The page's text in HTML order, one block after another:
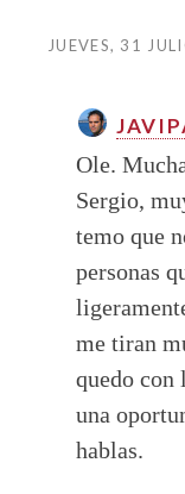
JUEVES, 31
Ole.
Sergio,
temo que
personas
me tiran
quedo con
una
hablas.